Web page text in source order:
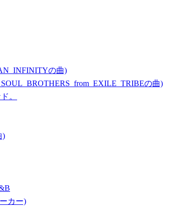
の曲)
の曲)
。
)
カー)